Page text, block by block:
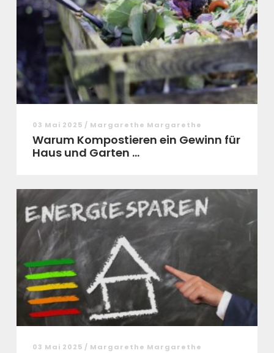
03 Mai 2025 / Margarethe Margarethe
Warum Kompostieren ein Gewinn für
Haus und Garten ...
03 Mai 2025 / Margarethe Margarethe